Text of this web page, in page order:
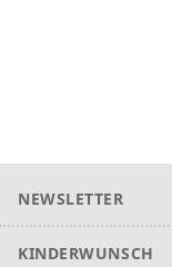
NEWSLETTER
KINDERWUNSCH